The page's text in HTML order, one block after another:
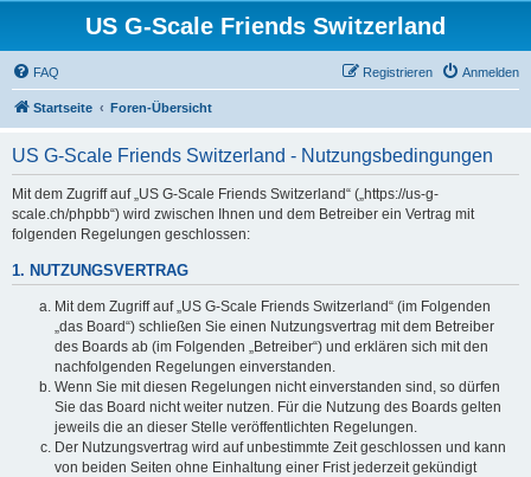
US G-Scale Friends Switzerland
FAQ Anmelden
Registrieren
Startseite Foren-Übersicht
US G-Scale Friends Switzerland - Nutzungsbedingungen
Mit dem Zugriff auf „US G-Scale Friends Switzerland“ („https://us-g-
scale.ch/phpbb“) wird zwischen Ihnen und dem Betreiber ein Vertrag mit
folgenden Regelungen geschlossen:
1. NUTZUNGSVERTRAG
Mit dem Zugriff auf „US G-Scale Friends Switzerland“ (im Folgenden
„das Board“) schließen Sie einen Nutzungsvertrag mit dem Betreiber
des Boards ab (im Folgenden „Betreiber“) und erklären sich mit den
nachfolgenden Regelungen einverstanden.
Wenn Sie mit diesen Regelungen nicht einverstanden sind, so dürfen
Sie das Board nicht weiter nutzen. Für die Nutzung des Boards gelten
jeweils die an dieser Stelle veröffentlichten Regelungen.
Der Nutzungsvertrag wird auf unbestimmte Zeit geschlossen und kann
von beiden Seiten ohne Einhaltung einer Frist jederzeit gekündigt